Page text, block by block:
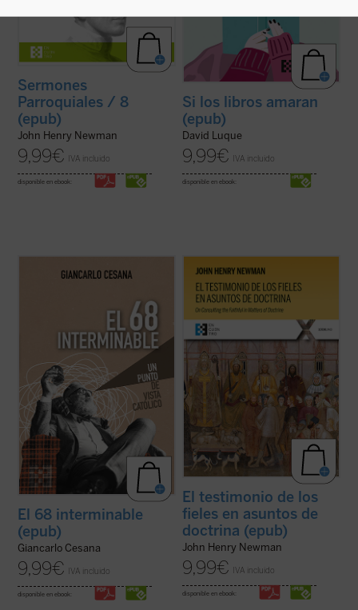
Sermones
Parroquiales / 8
(epub)
John Henry Newman
9,99€ IVA incluido
disponible en ebook:
Si los libros amaran
(epub)
David Luque
9,99€ IVA incluido
disponible en ebook:
«68 interminable»: a partir de su
acontecimientos de 1968 y la ruptura con
la tradición, considerando también sus
consecuencias sociales, políticas y
(ver ficha)
El 68 interminable
(epub)
Giancarlo Cesana
9,99€ IVA incluido
disponible en ebook:
El testimonio de los fieles en asuntos de
significativos de John Henry Newman en
su etapa católica. Publicado en 1859 en la
revistaThe Rambler, aborda una cuestión
decisiva en la vida de la ...(ver ficha)
El testimonio de los
fieles en asuntos de
doctrina (epub)
John Henry Newman
9,99€ IVA incluido
disponible en ebook: